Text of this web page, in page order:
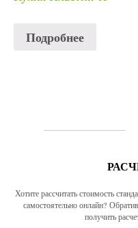
Подробнее
Хотите рассчитать стоимость
самостоятельно онлайн?
получить